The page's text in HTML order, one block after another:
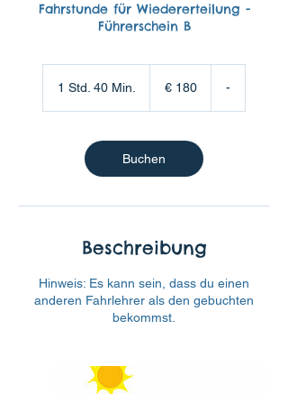
Fahrstunde für Wiedererteilung -
Führerschein B
1 Std. 40 Min.
d
4
0
i
.
€ 180 -
Buchen
Beschreibung
Hinweis: Es kann sein, dass du einen
anderen Fahrlehrer als den gebuchten
bekommst.